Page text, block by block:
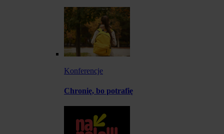
Konferencje
Chronię, bo potrafię